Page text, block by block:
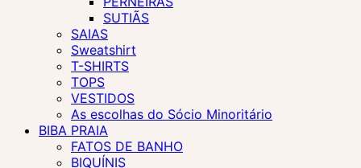
SUTIÃS
SAIAS
Sweatshirt
T-SHIRTS
TOPS
VESTIDOS
As escolhas do Sócio Minoritário
BIBA PRAIA
FATOS DE BANHO
BIQUÍNIS